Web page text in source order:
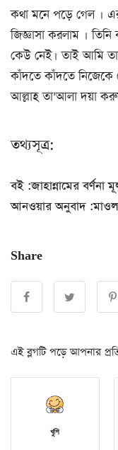
কথা মনে পড়ে গেল ।
জিজ্ঞাসা করলাম ।
কেউ নেই। তাই আমি
কাঁদতে কাঁদতে নিজেকে
আল্লাহ তা’আলা দয়া
তথ্যসূত্র:
বই :জাহান্নামের
আনওয়ার অনুবাদ
Share
এই ব্লগটি পড়ে আপনার
খুশি